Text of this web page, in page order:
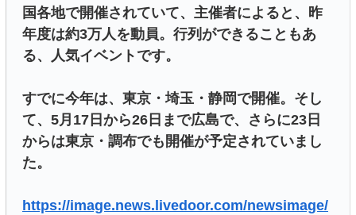
国各地で開催されていて、主催者によると、昨
年度は約3万人を動員。行列ができることもあ
る、人気イベントです。
すでに今年は、東京・埼玉・静岡で開催。そし
て、5月17日から26日まで広島で、さらに23日
からは東京・調布でも開催が予定されていまし
た。
https://image.news.livedoor.com/newsimage/